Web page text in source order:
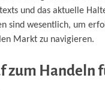
und das aktuelle
sind wesentlich, um
Markt zu navigieren.
zum Handeln